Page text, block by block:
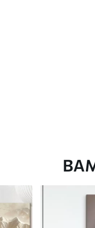
✓Яскраві, насичені
✓Стійкість до
✓Безпечне чорнило